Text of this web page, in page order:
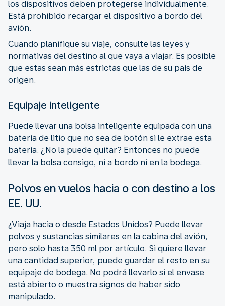
los dispositivos deben protegerse individualmente.
Está prohibido recargar el dispositivo a bordo del
avión.
Cuando planifique su viaje, consulte las leyes y
normativas del destino al que vaya a viajar. Es posible
que estas sean más estrictas que las de su país de
origen.
Equipaje inteligente
Puede llevar una bolsa inteligente equipada con una
batería de litio que no sea de botón si le extrae esta
batería. ¿No la puede quitar? Entonces no puede
llevar la bolsa consigo, ni a bordo ni en la bodega.
Polvos en vuelos hacia o con destino a los
EE. UU.
¿Viaja hacia o desde Estados Unidos? Puede llevar
polvos y sustancias similares en la cabina del avión,
pero solo hasta 350 ml por artículo. Si quiere llevar
una cantidad superior, puede guardar el resto en su
equipaje de bodega. No podrá llevarlo si el envase
está abierto o muestra signos de haber sido
manipulado.